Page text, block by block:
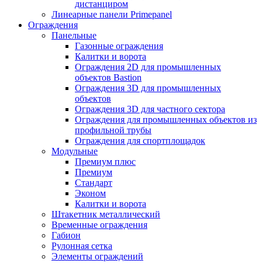
дистанциром
Линеарные панели Primepanel
Ограждения
Панельные
Газонные ограждения
Калитки и ворота
Ограждения 2D для промышленных
объектов Bastion
Ограждения 3D для промышленных
объектов
Ограждения 3D для частного сектора
Ограждения для промышленных объектов из
профильной трубы
Ограждения для спортплощадок
Модульные
Премиум плюс
Премиум
Стандарт
Эконом
Калитки и ворота
Штакетник металлический
Временные ограждения
Габион
Рулонная сетка
Элементы ограждений